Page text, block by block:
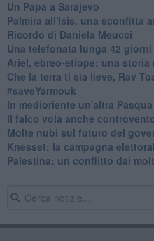
Un Papa a Sarajevo
Palmira all'Isis, una sconfitta
Ricordo di Daniela Meucci
​Una telefonata lunga 42 giorni
​Ariel, ebreo-etiope: una storia
Che la terra ti sia lieve, Rav
​#saveYarmouk
​In medioriente un'altra
​Il falco vola anche
Molte nubi sul futuro del
Knesset: la campagna
Palestina: un conflitto dai